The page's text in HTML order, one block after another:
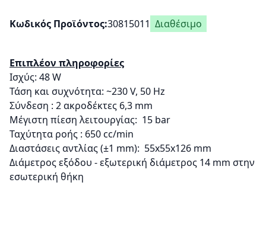
Κωδικός Προϊόντος 30815011 Διαθέσιμο
Επιπλέον πληροφορίες
Ισχύς: 48 W
Τάση και συχνότητα: ~230 V, 50 Hz
Σύνδεση : 2 ακροδέκτες 6,3 mm
Μέγιστη πίεση λειτουργίας: 15 bar
Ταχύτητα ροής : 650 cc/min
Διαστάσεις αντλίας (±1 mm): 55x55x126 mm
Διάμετρος εξόδου - εξωτερική διάμετρος 14 mm στην
εσωτερική θήκη